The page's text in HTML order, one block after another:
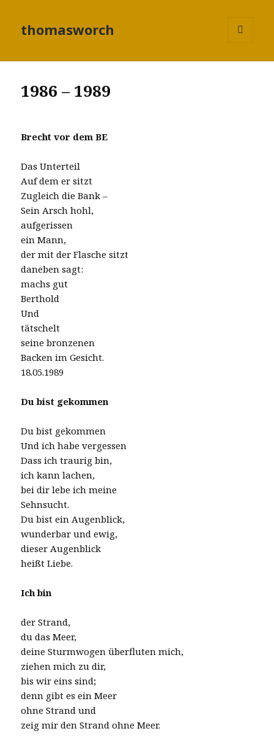
thomasworch
1986 – 1989
Brecht vor dem BE
Das Unterteil
Auf dem er sitzt
Zugleich die Bank –
Sein Arsch hohl,
aufgerissen
ein Mann,
der mit der Flasche sitzt
daneben sagt:
machs gut
Berthold
Und
tätschelt
seine bronzenen
Backen im Gesicht.
18.05.1989
Du bist gekommen
Du bist gekommen
Und ich habe vergessen
Dass ich traurig bin,
ich kann lachen,
bei dir lebe ich meine
Sehnsucht.
Du bist ein Augenblick,
wunderbar und ewig,
dieser Augenblick
heißt Liebe.
Ich bin
der Strand,
du das Meer,
deine Sturmwogen überfluten mich,
ziehen mich zu dir,
bis wir eins sind;
denn gibt es ein Meer
ohne Strand und
zeig mir den Strand ohne Meer.